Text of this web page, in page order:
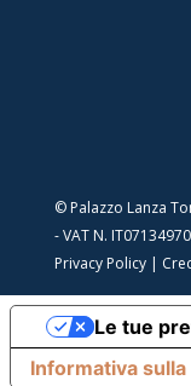
© Palazzo Lanza
- VAT N.
Privacy Policy|
Informativa
Le tue